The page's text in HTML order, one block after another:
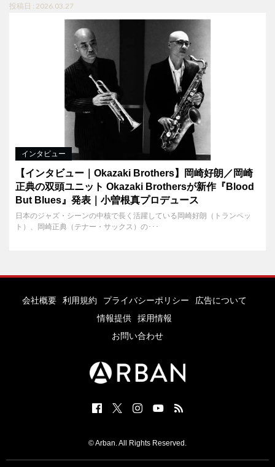
投稿日 : 2026.03.27
インタビュー
【インタビュー｜Okazaki Brothers】岡崎好朗／岡崎
正典の双頭ユニット Okazaki Brothersが新作『Blood
But Blues』発表｜小曽根真プロデュース
日本のジャズ・シーンの中核で長く活躍している岡崎好朗（トランペッ
ト）、岡崎正典（テナー・サックス）の･･･
会社概要 利用規約 プライバシーポリシー
広告について
情報提供
採用情報
お問い合わせ
© Arban. All Rights Reserved.